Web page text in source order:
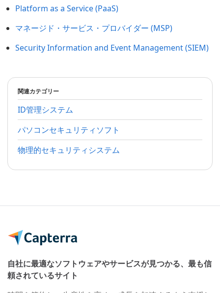
Platform as a Service (PaaS)
マネージド・サービス・プロバイダー (MSP)
Security Information and Event Management (SIEM)
関連カテゴリー
ID管理システム
パソコンセキュリティソフト
物理的セキュリティシステム
自社に最適なソフトウェアやサービスが見つかる、最も信
頼されているサイト